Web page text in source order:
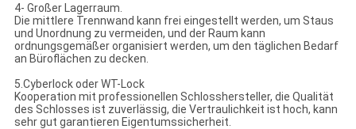
4- Großer Lagerraum.
Die mittlere Trennwand kann frei eingestellt werden, um Staus
und Unordnung zu vermeiden, und der Raum kann
ordnungsgemäßer organisiert werden, um den täglichen Bedarf
an Büroflächen zu decken.
5.Cyberlock oder WT-Lock
Kooperation mit professionellen Schlosshersteller, die Qualität
des Schlosses ist zuverlässig, die Vertraulichkeit ist hoch, kann
sehr gut garantieren Eigentumssicherheit.